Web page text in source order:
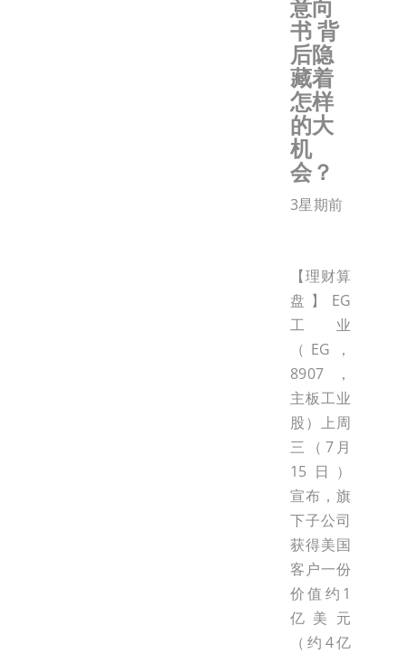
意向
书 背
后隐
藏着
怎样
的大
机
会？
3星期前
【理财算
盘】EG
工业
（EG，
8907，
主板工业
股）上周
三（7月
15日）
宣布，旗
下子公司
获得美国
客户一份
价值约1
亿美元
（约4亿